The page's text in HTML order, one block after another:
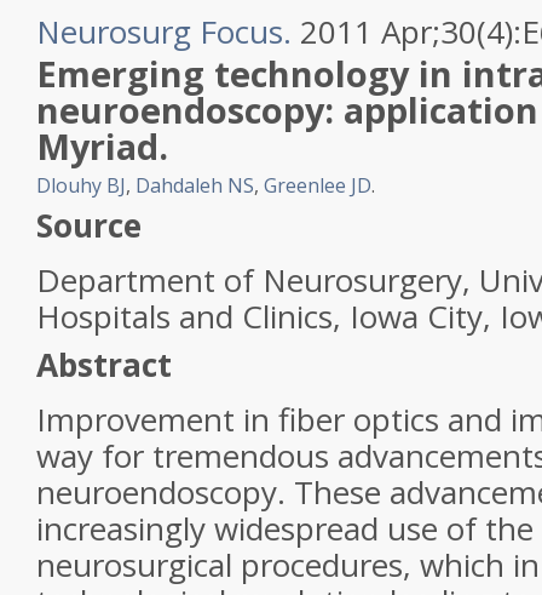
Neurosurg Focus. 2011
Emerging technology in
neuroendoscopy:
Myriad.
Dlouhy BJ, Dahdaleh NS, Greenlee JD.
Source
Department of Neurosurgery,
Hospitals and Clinics, Iowa City,
Abstract
Improvement in fiber optics and
way for tremendous
neuroendoscopy. These
increasingly widespread use of
neurosurgical procedures, which